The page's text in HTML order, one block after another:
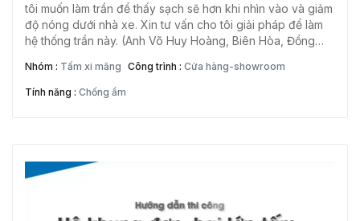
tôi muốn làm trần để thấy sạch sẽ hơn khi nhìn vào và giảm
độ nóng dưới nhà xe. Xin tư vấn cho tôi giải pháp để làm
hệ thống trần này. (Anh Võ Huy Hoàng, Biên Hòa, Đồng
Nhóm : Tấm xi măng Công trình : Cửa hàng-showroom
Tính năng : Chống ẩm